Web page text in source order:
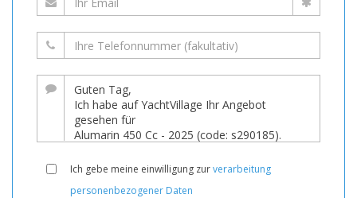
Ich gebe meine einwilligung zurverarbeitung
personenbezogener Daten